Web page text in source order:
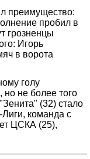
преимущество:
пробил в
грозненцы
Игорь
в ворота
голу
но не более того
(32) стало
команда с
ЦСКА (25),